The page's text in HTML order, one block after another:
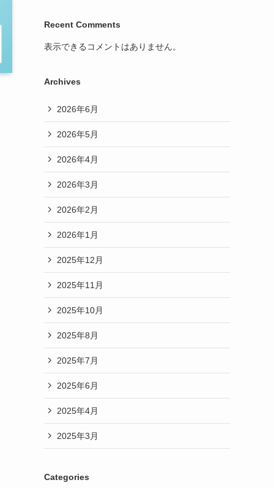
Recent Comments
表示できるコメントはありません。
Archives
2026年6月
2026年5月
2026年4月
2026年3月
2026年2月
2026年1月
2025年12月
2025年11月
2025年10月
2025年8月
2025年7月
2025年6月
2025年4月
2025年3月
Categories